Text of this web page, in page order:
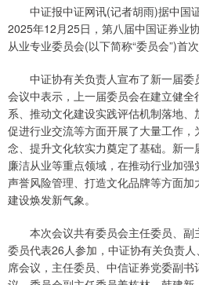
中证报中证网讯(记者胡雨)据中国
2025年12月25日，第八届中国证券业
从业专业委员会(以下简称“委员会”)首
中证协有关负责人宣布了新一届委
会议中表示，上一届委员会在建立健
系、推动文化建设实践评估机制落地、
促进行业交流等方面开展了大量工作
念、提升文化软实力奠定了基础。新
廉洁从业等重点领域，在推动行业加
声誉风险管理、打造文化品牌等方面
建设焕发新气象。
本次会议共有委员会主任委员、副
委员代表26人参加，中证协有关负责
席会议，主任委员、中信证券党委副